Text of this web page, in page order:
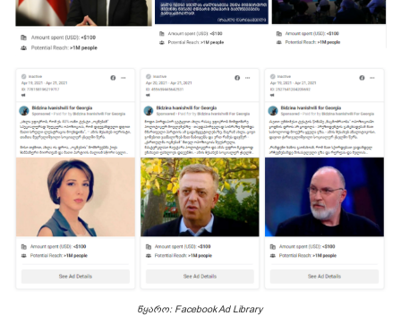
წყარო: Facebook Ad Library